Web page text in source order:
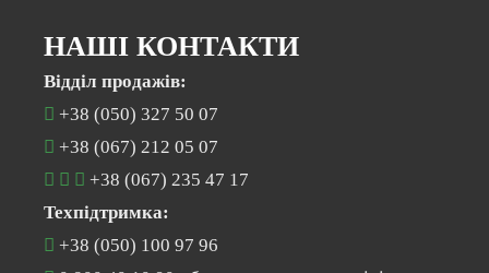
НАШІ КОНТАКТИ
Відділ продажів:
+38 (050) 327 50 07
+38 (067) 212 05 07
+38 (067) 235 47 17
Техпідтримка:
+38 (050) 100 97 96